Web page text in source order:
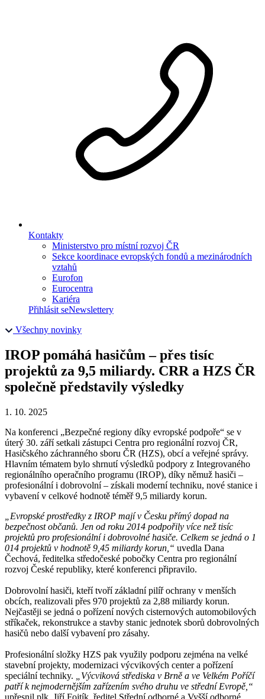
Kontakty
Ministerstvo pro místní rozvoj ČR
Sekce koordinace evropských fondů a mezinárodních
vztahů
Eurofon
Eurocentra
Kariéra
Přihlásit seNewslettery
Všechny novinky
IROP pomáhá hasičům – přes tisíc
projektů za 9,5 miliardy. CRR a HZS ČR
společně představily výsledky
1. 10. 2025
Na konferenci „Bezpečné regiony díky evropské podpoře“ se v
úterý 30. září setkali zástupci Centra pro regionální rozvoj ČR,
Hasičského záchranného sboru ČR (HZS), obcí a veřejné správy.
Hlavním tématem bylo shrnutí výsledků podpory z Integrovaného
regionálního operačního programu (IROP), díky němuž hasiči –
profesionální i dobrovolní – získali moderní techniku, nové stanice i
vybavení v celkové hodnotě téměř 9,5 miliardy korun.
„Evropské prostředky z IROP mají v Česku přímý dopad na
bezpečnost občanů. Jen od roku 2014 podpořily více než tisíc
projektů pro profesionální i dobrovolné hasiče. Celkem se jedná o 1
014 projektů v hodnotě 9,45 miliardy korun,“ uvedla Dana
Čechová, ředitelka středočeské pobočky Centra pro regionální
rozvoj České republiky, které konferenci připravilo.
Dobrovolní hasiči, kteří tvoří základní pilíř ochrany v menších
obcích, realizovali přes 970 projektů za 2,88 miliardy korun.
Nejčastěji se jedná o pořízení nových cisternových automobilových
stříkaček, rekonstrukce a stavby stanic jednotek sborů dobrovolných
hasičů nebo další vybavení pro zásahy.
Profesionální složky HZS pak využily podporu zejména na velké
stavební projekty, modernizaci výcvikových center a pořízení
speciální techniky.
„Výcviková střediska v Brně a ve Velkém Poříčí
patří k nejmodernějším zařízením svého druhu ve střední Evropě,“
upřesnil plk. Jiří Fojtík, ředitel Střední odborné a Vyšší odborné